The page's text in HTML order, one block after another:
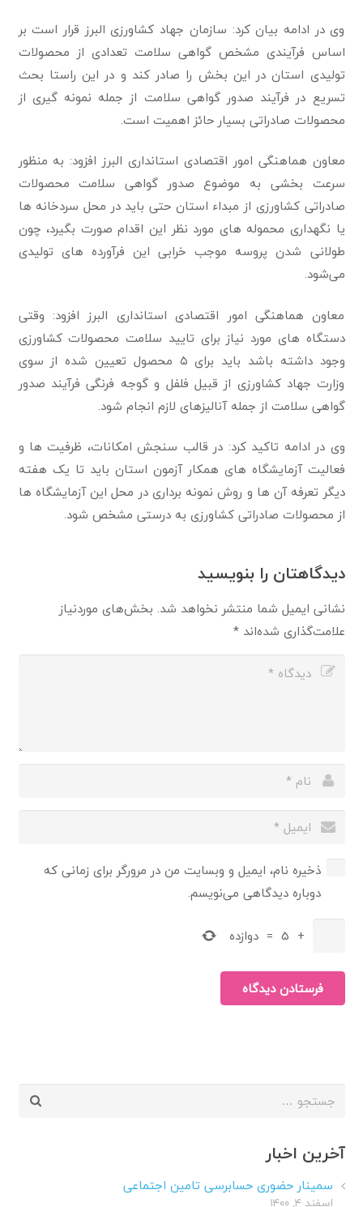
وی در ادامه بیان کرد: سازمان جهاد کشاورزی البرز قرار است بر
اساس فرآیندی مشخص گواهی سلامت تعدادی از محصولات
تولیدی استان در این بخش را صادر کند و در این راستا بحث
تسریع در فرآیند صدور گواهی سلامت از جمله نمونه گیری از
محصولات صادراتی بسیار حائز اهمیت است.
معاون هماهنگی امور اقتصادی استانداری البرز افزود: به منظور
سرعت بخشی به موضوع صدور گواهی سلامت محصولات
صادراتی کشاورزی از مبداء استان حتی باید در محل سردخانه ها
یا نگهداری محموله های مورد نظر این اقدام صورت بگیرد، چون
طولانی شدن پروسه موجب خرابی این فرآورده های تولیدی
می‌شود.
معاون هماهنگی امور اقتصادی استانداری البرز افزود: وقتی
دستگاه های مورد نیاز برای تایید سلامت محصولات کشاورزی
وجود داشته باشد باید برای ۵ محصول تعیین شده از سوی
وزارت جهاد کشاورزی از قبیل فلفل و گوجه فرنگی فرآیند صدور
گواهی سلامت از جمله آنالیزهای لازم انجام شود.
وی در ادامه تاکید کرد: در قالب سنجش امکانات، ظرفیت ها و
فعالیت آزمایشگاه های همکار آزمون استان باید تا یک هفته
دیگر تعرفه آن ها و روش نمونه برداری در محل این آزمایشگاه ها
از محصولات صادراتی کشاورزی به درستی مشخص شود.
دیدگاهتان را بنویسید
نشانی ایمیل شما منتشر نخواهد شد. بخش‌های موردنیاز
علامت‌گذاری شده‌اند*
ذخیره نام، ایمیل و وبسایت من در مرورگر برای زمانی که
دوباره دیدگاهی می‌نویسم.
+
5
= دوازده
فرستادن دیدگاه
جستجو
آخرین اخبار
سمینار حضوری حسابرسی تامین اجتماعی
اسفند ۴, ۱۴۰۰